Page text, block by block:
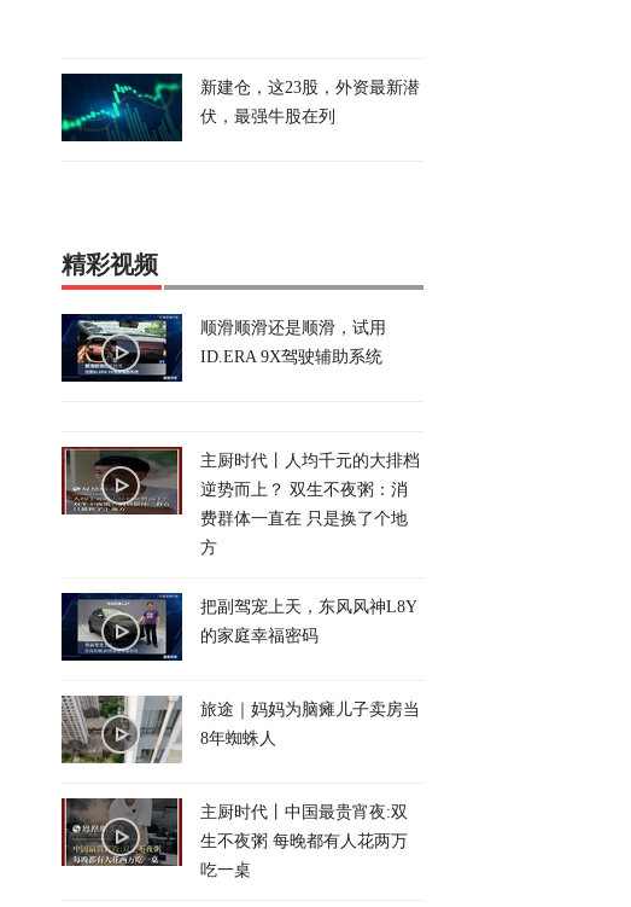
新建仓，这23股，外资最新潜
伏，最强牛股在列
精彩视频
顺滑顺滑还是顺滑，试用
ID.ERA 9X驾驶辅助系统
主厨时代丨人均千元的大排档
逆势而上？ 双生不夜粥：消
费群体一直在 只是换了个地
方
把副驾宠上天，东风风神L8Y
的家庭幸福密码
旅途｜妈妈为脑瘫儿子卖房当
8年蜘蛛人
主厨时代丨中国最贵宵夜:双
生不夜粥 每晚都有人花两万
吃一桌